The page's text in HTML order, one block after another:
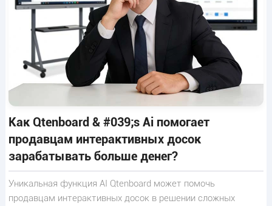
Как Qtenboard & #039;s Ai помогает
продавцам интерактивных досок
зарабатывать больше денег?
Уникальная функция AI Qtenboard может помочь
продавцам интерактивных досок в решении сложных